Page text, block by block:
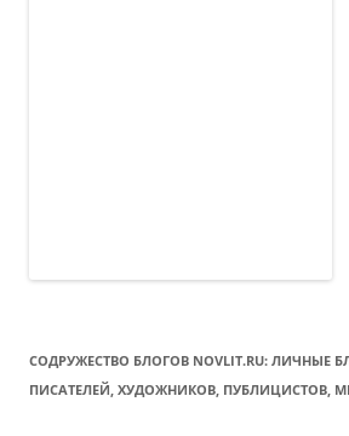
СОДРУЖЕСТВО БЛОГОВ NOVLIT.RU: ЛИЧНЫЕ
ПИСАТЕЛЕЙ, ХУДОЖНИКОВ, ПУБЛИЦИСТОВ,